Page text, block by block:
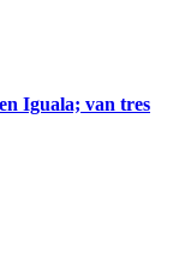
Iguala; van tres